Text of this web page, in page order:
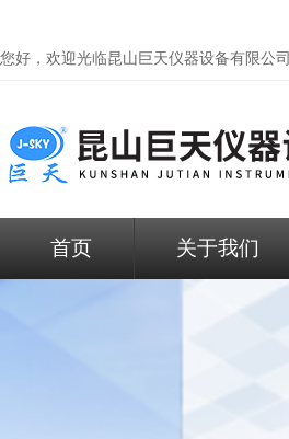
您好，欢迎光临昆山巨天仪器设备有限公司
首页 关于我们